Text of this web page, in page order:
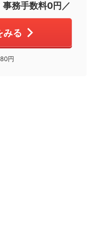
務手数料0円／
みる
円